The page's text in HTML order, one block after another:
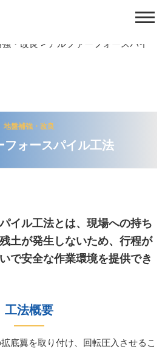
・改良 > アルファーフォースパイ
地盤補強・改良
フォースパイル工法​​​​
イル工法とは、現場への持ち
土が発生しないため、行程が
で安全な作業環境を提供でき
工法概要​​
底翼を取り付け、回転圧入させるこ